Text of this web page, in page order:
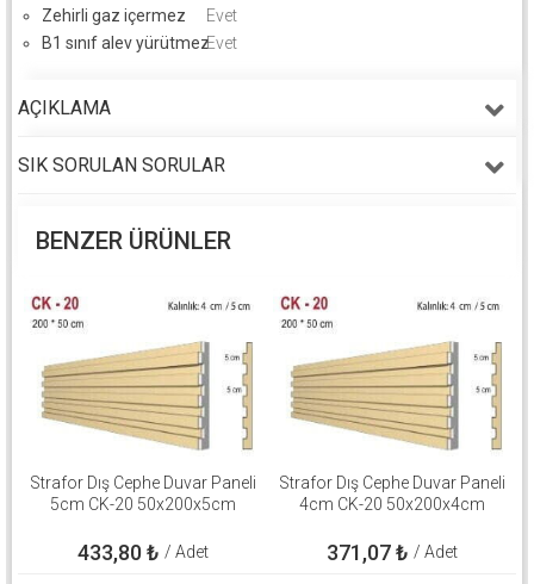
Zehirli gaz içermez
Evet
B1 sınıf alev yürütmezEvet
AÇIKLAMA
SIK SORULAN SORULAR
BENZER ÜRÜNLER
Strafor Dış Cephe Duvar Paneli
5cm CK-20 50x200x5cm
433,80₺ / Adet
Strafor Dış Cephe Duvar Paneli
4cm CK-20 50x200x4cm
371,07₺ / Adet